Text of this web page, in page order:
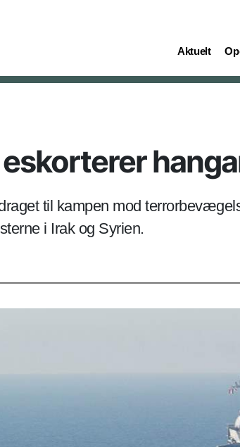
Aktuelt
(current)
til kampen mod
i Irak og Syrien.